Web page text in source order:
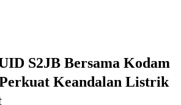
S2JB Bersama Kodam
Keandalan Listrik